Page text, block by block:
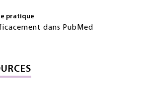
pratique
dans PubMed